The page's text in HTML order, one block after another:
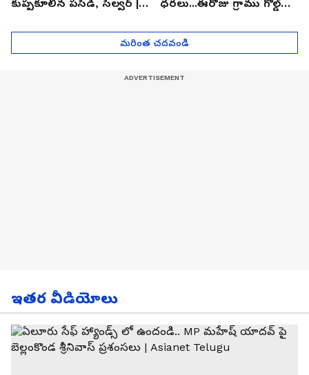
కుప్పకూలిన పసిడి, సిల్వర్ |
ధరలు...ఈరోజు గ్రాము గోల్డ్
News Telugu
మరింత చదవండి
ఇతర వీడియోలు